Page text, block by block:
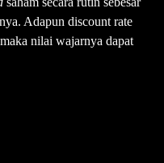
Adapun discount rate
nilai wajarnya dapat